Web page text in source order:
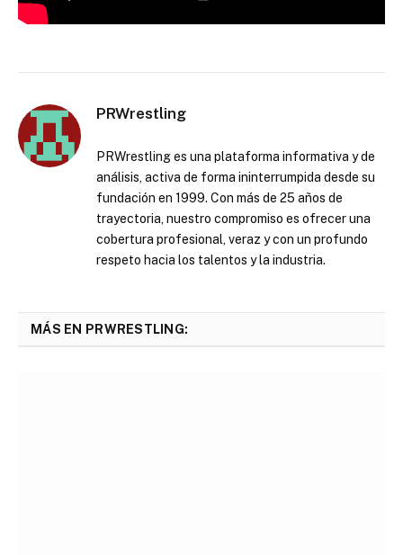
PRWrestling
PRWrestling es una plataforma informativa y de
análisis, activa de forma ininterrumpida desde su
fundación en 1999. Con más de 25 años de
trayectoria, nuestro compromiso es ofrecer una
cobertura profesional, veraz y con un profundo
respeto hacia los talentos y la industria.
MÁS EN PRWRESTLING: